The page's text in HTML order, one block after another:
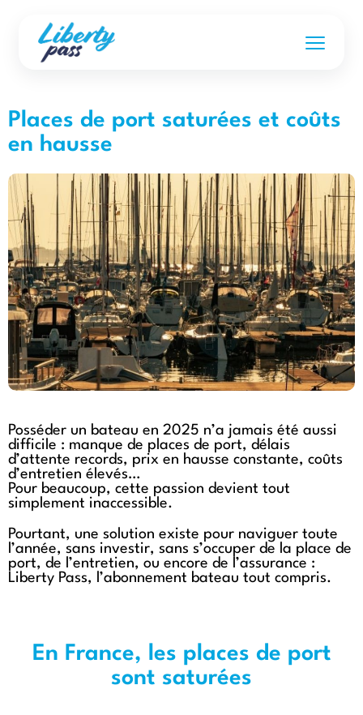
Places de port saturées et coûts
en hausse
Posséder un bateau en 2025 n’a jamais été aussi
difficile : manque de places de port, délais
d’attente records, prix en hausse constante, coûts
d’entretien élevés…
Pour beaucoup, cette passion devient tout
simplement inaccessible.
Pourtant, une solution existe pour naviguer toute
l’année, sans investir, sans s’occuper de la place de
port, de l’entretien, ou encore de l’assurance :
Liberty Pass, l’abonnement bateau tout compris.
En France, les places de port
sont saturées